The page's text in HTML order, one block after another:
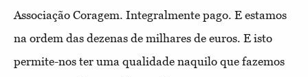
Associação Coragem. Integralmente pago. E estamos
na ordem das dezenas de milhares de euros. E isto
permite-nos ter uma qualidade naquilo que fazemos